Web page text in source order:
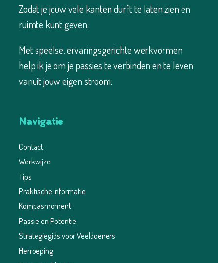
Zodat je jouw vele kanten durft te laten zien en
ruimte kunt geven.
Met speelse, ervaringsgerichte werkvormen
help ik je om je passies te verbinden en te leven
vanuit jouw eigen stroom.
Navigatie
Contact
Werkwijze
Tips
Praktische informatie
Kompasmoment
Passie en Potentie
Strategiegids voor Veeldoeners
Herroeping